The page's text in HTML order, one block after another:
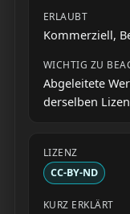
Kommerziell,
Abgeleitete
derselben
CC-BY-ND